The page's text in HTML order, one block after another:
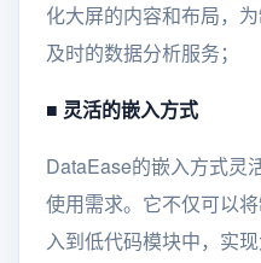
化大屏的内容和布局，
及时的数据分析服务；
■ 灵活的嵌入方式
DataEase的嵌入方式灵
使用需求。它不仅可以
入到低代码模块中，实